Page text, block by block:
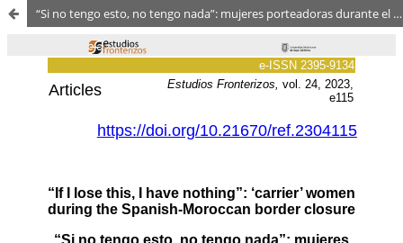
“Si no tengo esto, no tengo nada”: mujeres porteadoras durante el cierre fronterizo entre España y Marruecos